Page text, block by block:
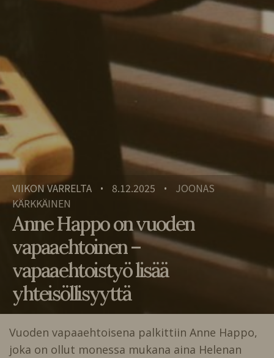
VIIKON VARRELTA • 8.12.2025 •
JOONAS
KÄRKKÄINEN
Anne Happo on vuoden
vapaaehtoinen –
vapaaehtoistyö lisää
yhteisöllisyyttä
Vuoden vapaaehtoisena palkittiin Anne Happo,
joka on ollut monessa mukana aina Helenan